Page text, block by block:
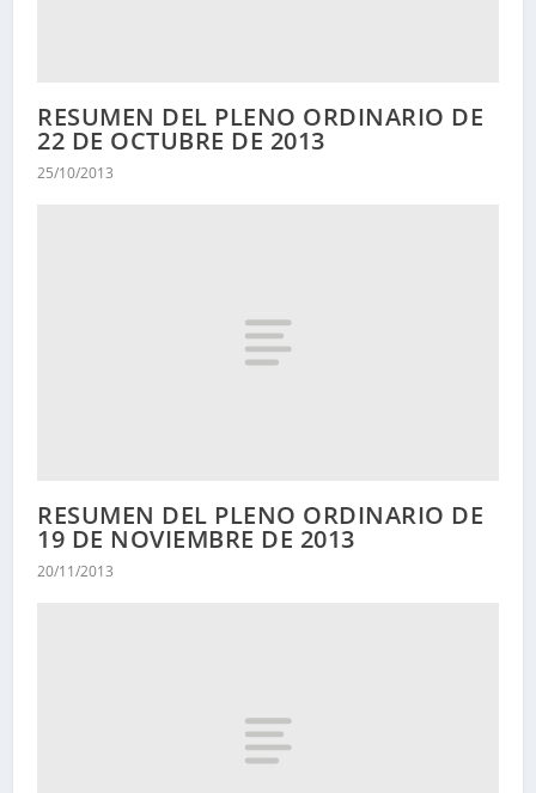
RESUMEN DEL PLENO ORDINARIO DE
22 DE OCTUBRE DE 2013
25/10/2013
RESUMEN DEL PLENO ORDINARIO DE
19 DE NOVIEMBRE DE 2013
20/11/2013